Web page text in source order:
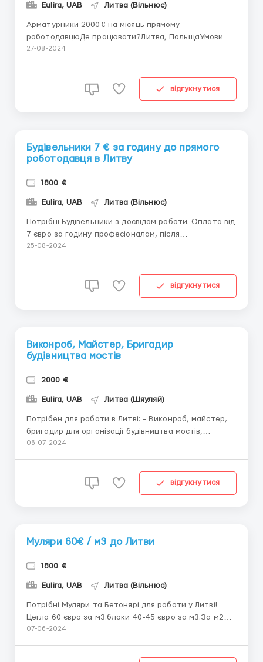
Eulira, UAB Литва (Вільнюс)
Арматурники 2000€ на місяць прямому
роботодавцюДе працювати?Литва, ПольщаУмови
роботи:Офіційне працевлаштування!Відповідальні, з
бригади.Вільнюс, LT, прямий роботодавець,
UAB.Телефон: +37068907272 (WhatsA...
27-08-2024
відгукнутися
Будівельники 7 € за годину до прямого
роботодавця в Литву
1800 €
Eulira, UAB Литва (Вільнюс)
Потрібні Будівельники з досвідом роботи. Оплата від
7 євро за годину професіоналам, після
випробувального терміну.Є постійні обсяги роботи!
потім дозвіл на проживання.Вітаються бригади з
досвідом. Бонуси для бригад.Тел....
25-08-2024
відгукнутися
Виконроб, Майстер, Бригадир
будівництва мостів
2000 €
Eulira, UAB Литва (Шяуляй)
Потрібен для роботи в Литві: - Виконроб, майстер,
бригадир для організації будівництва мостів,
шляхопроводів та транспортних розв'язок.
шляхопроводах і транспортних розв'язках. • з
06-07-2024
відгукнутися
Муляри 60€ / м3 до Литви
1800 €
Eulira, UAB Литва (Вільнюс)
Потрібні Муляри та Бетонярі для роботи у Литві!
Цегла 60 євро за м3.блоки 40-45 євро за м3.За м2
перегородок 12-13€.Оплата відрядна або
07-06-2024